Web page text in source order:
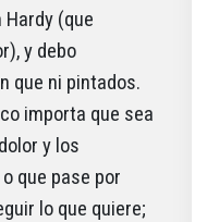
Hardy (que
y debo
que ni pintados.
importa que sea
y los
que pase por
lo que quiere;